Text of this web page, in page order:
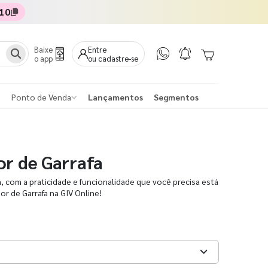
Baixe
o app
Entre
ou cadastre-se
Ponto de Venda Lançamentos Segmentos
de Garrafa
com a praticidade e funcionalidade que você precisa está
de Garrafa na GIV Online!